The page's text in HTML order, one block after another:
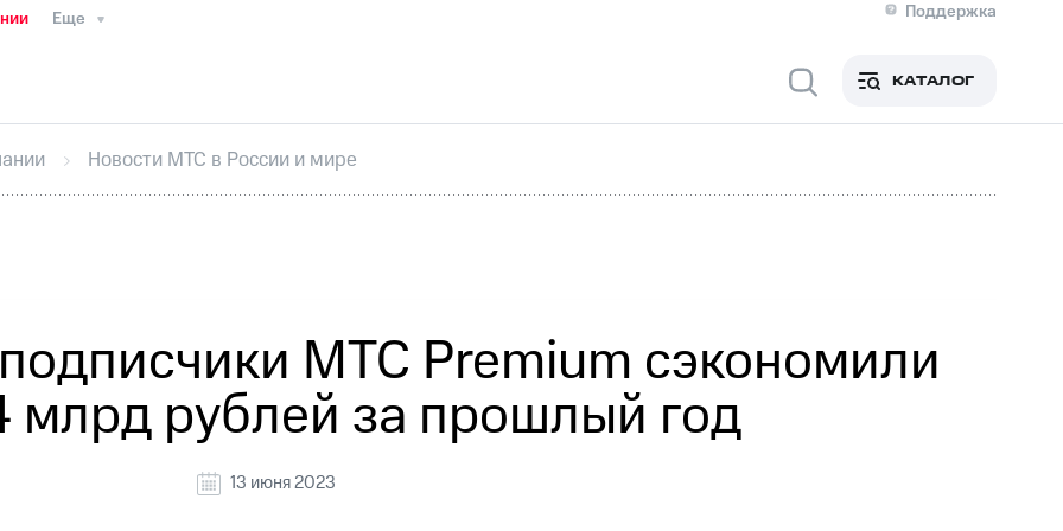
Еще
Поддержка
Медиа-центр
ИнтервьюФинансовая отчетностьКонтактыПригласить спикера
секретарьРаскрытие информации
кабинет акционераАкционерный капиталКонтроль и аудитРынок акций
КАТАЛОГ
Новости МТС в России и мире
МТС Premium сэкономили
млрд рублей за прошлый год
13 июня 2023